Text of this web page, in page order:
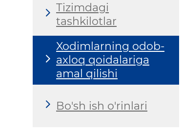
Tizimdagi
tashkilotlar
Xodimlarning odob-
axloq qoidalariga
amal qilishi
Bo'sh ish o'rinlari